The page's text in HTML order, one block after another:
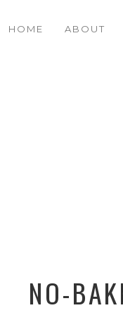
HOME ABOUT
NO-